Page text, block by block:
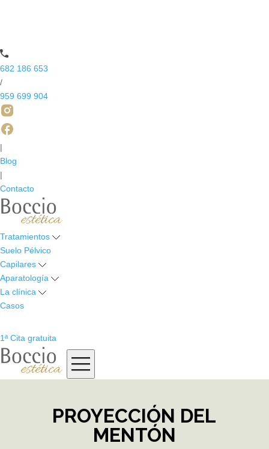
682 186 653
/
959 699 904
|
Blog
|
Contacto
Tratamientos
Suelo Pélvico
Capilares
Aparatología
La clínica
Casos
1ª Cita gratuita
PROYECCIÓN DEL
MENTÓN